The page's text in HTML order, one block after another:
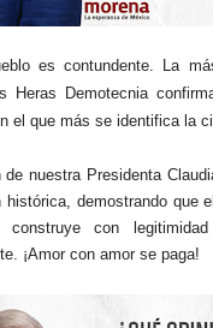
es contundente. La
Heras Demotecnia
el que más se identifica la
nuestra Presidenta
histórica, demostrando que
construye con
¡Amor con amor se paga!